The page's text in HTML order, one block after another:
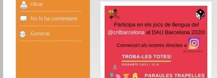
clicat
No hi ha comentaris
General